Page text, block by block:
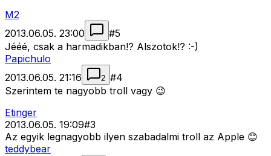
M2
2013.06.05. 23:00
#5
Jééé, csak a harmadikban!? Alszotok!? :-)
Papichulo
2013.06.05. 21:16
2 #4
Szerintem te nagyobb troll vagy 😉
Etinger
2013.06.05. 19:09#3
Az egyik legnagyobb ilyen szabadalmi troll az Apple 😊
teddybear